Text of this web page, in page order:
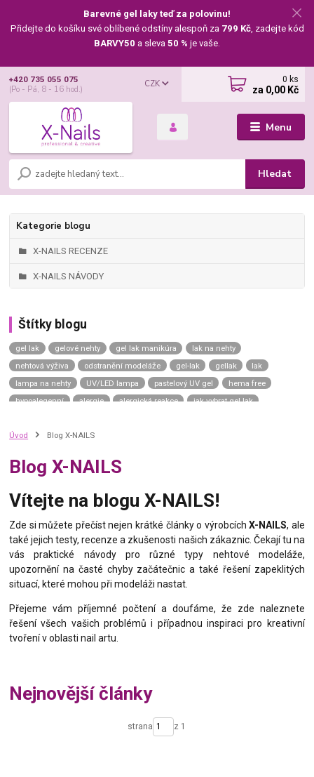
Barevné gel laky teď za polovinu!
Přidejte do košíku své oblíbené odstíny alespoň za 799 Kč, zadejte kód
BARVY50 a sleva 50 % je vaše.
Menu
CZK
Hledat
+420 735 055 075
(Po - Pá, 8 - 16 hod.)
0 ks
za 0,00 Kč
Kategorie blogu
X-NAILS RECENZE
X-NAILS NÁVODY
Štítky blogu
gel lak gelové nehty gel lak manikúra
lak na nehty
nehtová výživa
odstranění modeláže gel-lak gellak
lak
lampa na nehty
UV/LED lampa pastelový UV gel
hema free
hypoalegenní
alergie alergická reakce
jak vybrat gel lak
top coat universe
top coat neptune
top coat mercury dream
uv gel top coat
japonská manikúra
japonský p-shine
vyživující lak na nehty
výživný lak na nehty
complete repair care gel
green spa
calcium gel
nail hardener vitamin bomb
zničené nehty
slabé nehty
kondicionér na nehty tenké nehty
thermo gel lak
termo lak
Úvod Blog X-NAILS
Blog X-NAILS
Vítejte na blogu X-NAILS!
Zde si můžete přečíst nejen krátké články o výrobcíchX-NAILS, ale
také jejich testy, recenze a zkušenosti našich zákaznic. Čekají tu na
vás praktické návody pro různé typy nehtové modeláže,
upozornění na časté chyby začátečnic a také řešení zapeklitých
situací, které mohou při modeláži nastat.
Přejeme vám příjemné počtení a doufáme, že zde naleznete
řešení všech vašich problémů i případnou inspiraci pro kreativní
tvoření v oblasti nail artu.
Nejnovější články
strana z 1